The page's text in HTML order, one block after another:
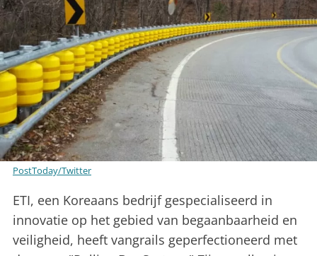
PostToday/Twitter
ETI, een Koreaans bedrijf gespecialiseerd in
innovatie op het gebied van begaanbaarheid en
veiligheid, heeft vangrails geperfectioneerd met